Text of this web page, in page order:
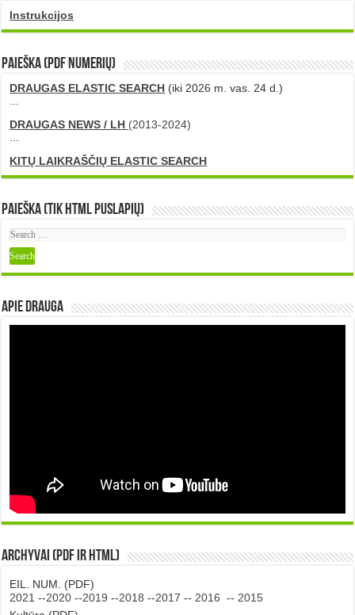
Instrukcijos
PAIEŠKA (PDF numerių)
DRAUGAS ELASTIC SEARCH (iki 2026 m. vas. 24 d.)
DRAUGAS NEWS / LH (2013-2024)
KITŲ LAIKRAŠČIŲ ELASTIC SEARCH
Paieška (tik HTML puslapių)
Apie DRAUGA
Archyvai (PDF ir HTML)
EIL. NUM. (PDF)
2021 --2020 --2019 --2018 --2017 -- 2016 -- 2015